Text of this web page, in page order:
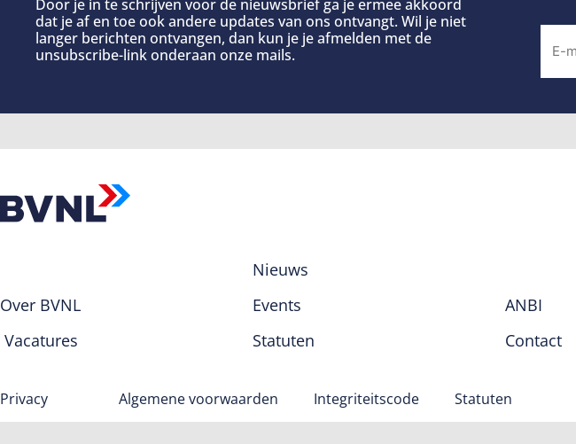
Door je in te schrijven voor de nieuwsbrief ga je ermee akkoord
dat je af en toe ook andere updates van ons ontvangt. Wil je niet
langer berichten ontvangen, dan kun je je afmelden met de
unsubscribe-link onderaan onze mails.
Over BVNL
Vacatures
Nieuws
Events
Statuten
ANBI
Contact
Privacy Algemene voorwaarden Integriteitscode Statuten